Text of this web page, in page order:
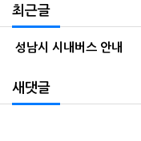
최근글
성남시 시내버스 안내
새댓글